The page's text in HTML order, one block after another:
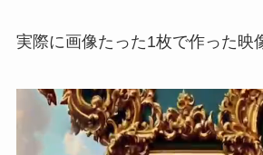
実際に画像たった1枚で作った映